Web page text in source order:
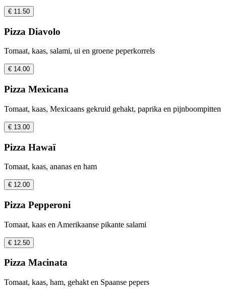
€ 11.50
Pizza Diavolo
Tomaat, kaas, salami, ui en groene peperkorrels
€ 14.00
Pizza Mexicana
Tomaat, kaas, Mexicaans gekruid gehakt, paprika en pijnboompitten
€ 13.00
Pizza Hawaï
Tomaat, kaas, ananas en ham
€ 12.00
Pizza Pepperoni
Tomaat, kaas en Amerikaanse pikante salami
€ 12.50
Pizza Macinata
Tomaat, kaas, ham, gehakt en Spaanse pepers